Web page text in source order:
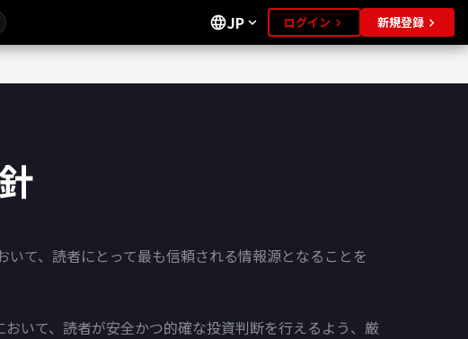
languageJP expand_more ログイン keyboard_arrow_right 新規登録keyboard_arrow_right
て、読者にとって最も信頼される情報源となることを
いて、読者が安全かつ的確な投資判断を行えるよう、厳